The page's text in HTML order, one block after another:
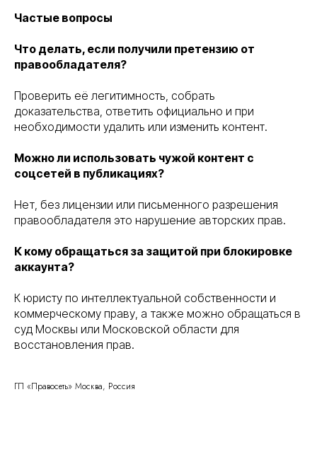
Частые вопросы
Что делать, если получили претензию от
правообладателя?
Проверить её легитимность, собрать
доказательства, ответить официально и при
необходимости удалить или изменить контент.
Можно ли использовать чужой контент с
соцсетей в публикациях?
Нет, без лицензии или письменного разрешения
правообладателя это нарушение авторских прав.
К кому обращаться за защитой при блокировке
аккаунта?
К юристу по интеллектуальной собственности и
коммерческому праву, а также можно обращаться в
суд Москвы или Московской области для
восстановления прав.
ГП «Правосеть» Москва, Россия
Правосеть
Юридические услуги в Москве